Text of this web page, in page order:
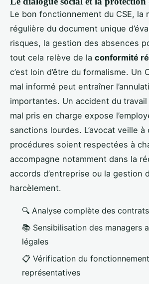
Le bon fonctionnement du CSE, la
régulière du document unique
risques, la gestion des absences
tout cela relève de la conformité
c’est loin d’être du formalisme. Un
mal informé peut entraîner
importantes. Un accident du
mal pris en charge expose
sanctions lourdes. L’avocat veille à
procédures soient respectées à
accompagne notamment dans la
accords d’entreprise ou la gestion
harcèlement.
🔍 Analyse complète des
📚 Sensibilisation des managers
légales
📋 Vérification du
représentatives